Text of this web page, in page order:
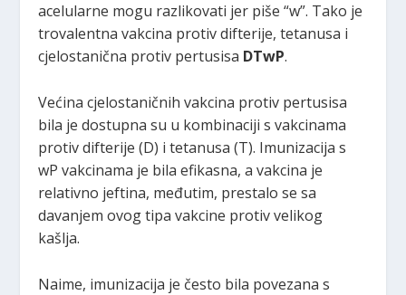
acelularne mogu razlikovati jer piše “w”. Tako je
trovalentna vakcina protiv difterije, tetanusa i
cjelostanična protiv pertusisa DTwP.
Većina cjelostaničnih vakcina protiv pertusisa
bila je dostupna su u kombinaciji s vakcinama
protiv difterije (D) i tetanusa (T). Imunizacija s
wP vakcinama je bila efikasna, a vakcina je
relativno jeftina, međutim, prestalo se sa
davanjem ovog tipa vakcine protiv velikog
kašlja.
Naime, imunizacija je često bila povezana s